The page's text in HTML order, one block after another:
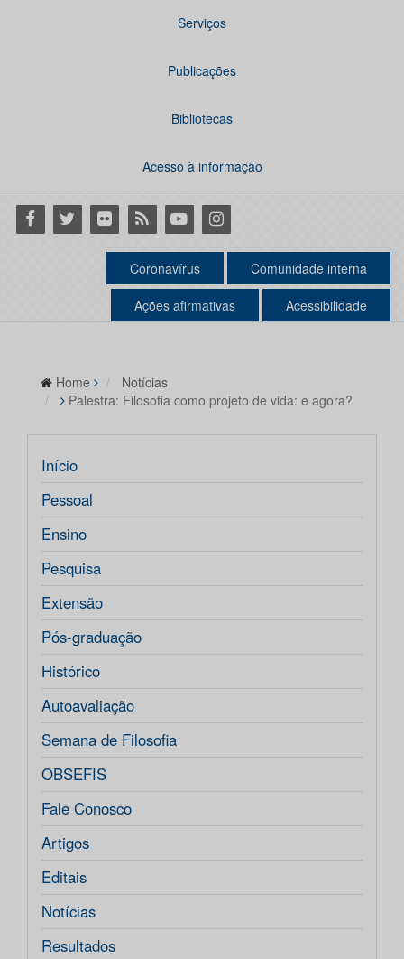
Serviços
Publicações
Bibliotecas
Acesso à informação
Facebook
Twitter Flickr RSS YoutubeInstagram
Coronavírus Comunidade interna
Ações afirmativas Acessibilidade
Home
Notícias
Palestra: Filosofia como projeto de vida: e agora?
Início
Pessoal
Ensino
Pesquisa
Extensão
Pós-graduação
Histórico
Autoavaliação
Semana de Filosofia
OBSEFIS
Fale Conosco
Artigos
Editais
Notícias
Resultados